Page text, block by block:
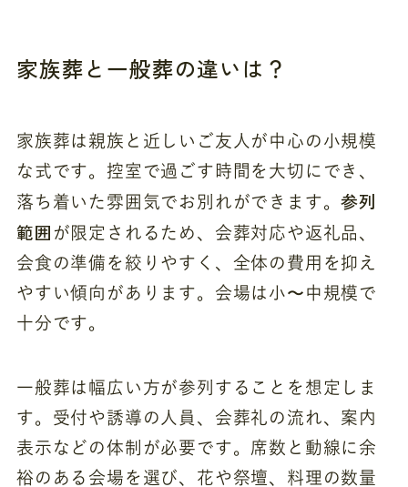
家族葬と一般葬の違いは？
家族葬は親族と近しいご友人が中心の小規模
な式です。控室で過ごす時間を大切にでき、
落ち着いた雰囲気でお別れができます。参列
範囲 が限定されるため、会葬対応や返礼品、
会食の準備を絞りやすく、全体の費用を抑え
やすい傾向があります。会場は小〜中規模で
十分です。
一般葬は幅広い方が参列することを想定しま
す。受付や誘導の人員、会葬礼の流れ、案内
表示などの体制が必要です。席数と動線に余
裕のある会場を選び、花や祭壇、料理の数量